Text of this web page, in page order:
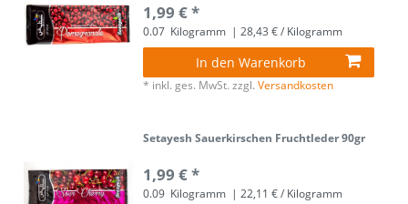
1,99 € *
0.07 Kilogramm | 28,43 € / Kilogramm
In den Warenkorb
* inkl. ges. MwSt. zzgl.Versandkosten
Setayesh Sauerkirschen Fruchtleder 90gr
1,99 € *
0.09 Kilogramm | 22,11 € / Kilogramm